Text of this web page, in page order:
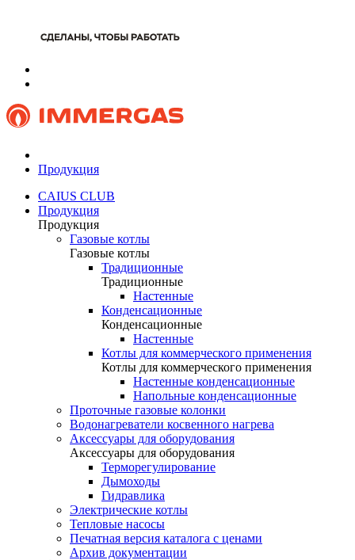
Продукция
CAIUS CLUB
Продукция
Продукция
Газовые котлы
Газовые котлы
Традиционные
Традиционные
Настенные
Конденсационные
Конденсационные
Настенные
Котлы для коммерческого применения
Котлы для коммерческого применения
Настенные конденсационные
Напольные конденсационные
Проточные газовые колонки
Водонагреватели косвенного нагрева
Аксессуары для оборудования
Аксессуары для оборудования
Терморегулирование
Дымоходы
Гидравлика
Электрические котлы
Тепловые насосы
Печатная версия каталога с ценами
Архив документации